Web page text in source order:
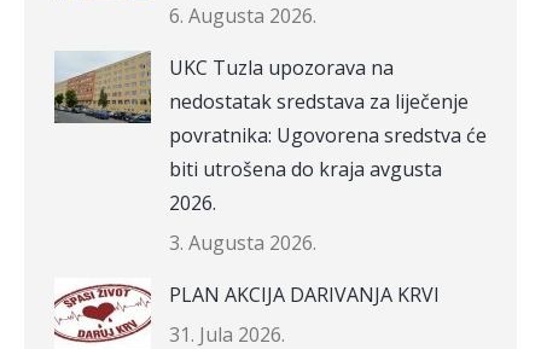
6. Augusta 2026.
UKC Tuzla upozorava na
nedostatak sredstava za liječenje
povratnika: Ugovorena sredstva će
biti utrošena do kraja avgusta
2026.
3. Augusta 2026.
PLAN AKCIJA DARIVANJA KRVI
31. Jula 2026.